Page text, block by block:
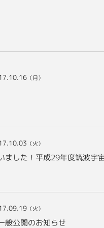
（月）
（火）
ました！平成29年度筑波宇
（火）
般公開のお知らせ